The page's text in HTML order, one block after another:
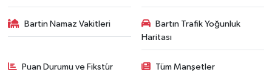
Bartin Namaz Vakitleri
Bartın Trafik Yoğunluk
Haritası
Puan Durumu ve Fikstür Tüm Manşetler